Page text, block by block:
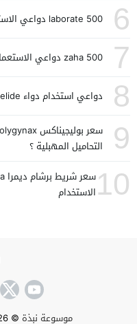
6 laborate 500 دواعي الاستعمال والسعر مافائده علاج laborate ؟
7 zaha 500 دواعي الاستعمال والجرعة zaha 500 كم مرة في اليوم ؟
8 دواعي استخدام دواء nimelide سعر دواء نيميسوليد في الأردن
9
التحاميل المهبلية ؟
10 الاستخدام
موسوعة نبذة © 2026 جميع الحقوق محفوظة.